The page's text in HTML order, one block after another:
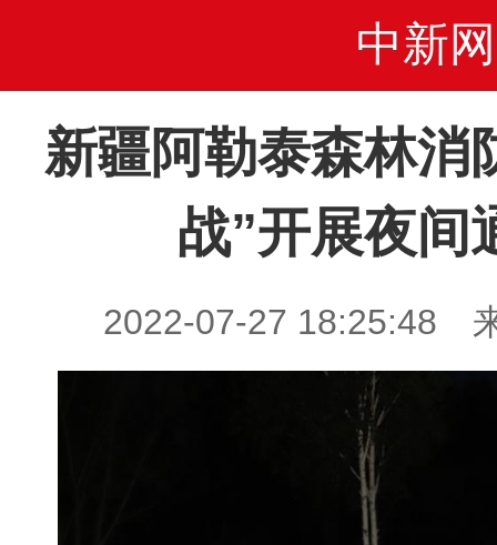
中新网
新疆阿勒泰森林消
战”开展夜间
2022-07-27 18:25:48